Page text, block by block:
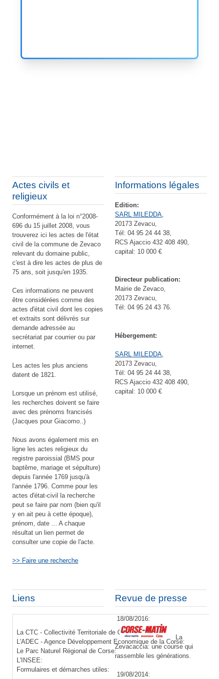
Actes civils et
religieux
Conformément à la loi n°2008-
696 du 15 juillet 2008, vous
trouverez ici les actes de l'état
civil de la commune de Zevaco
relevant du domaine public,
c'est à dire les actes de plus de
75 ans, soit jusqu'en 1935.
Ces informations ne peuvent
être considérées comme des
actes d'état civil dont les copies
et extraits sont délivrés sur
demande adressée au
secrétariat par courrier ou par
internet.
Les actes les plus anciens
datent de 1821.
Lorsque un prénom est utilisé,
les recherches doivent se faire
avec des prénoms francisés
(Jacques pour Giacomo..)
Nous avons également mis en
ligne les actes religieux du
registre paroissial (BMS pour
baptême, mariage et sépulture)
depuis l'année 1769 jusqu'à
l'année 1796. Comme pour les
actes d'état-civil la recherche
peut se faire par nom (bien qu'il
y en ait peu à cette époque),
prénom, date ... A chaque
résultat un lien permet de
consulter une copie de l'acte.
>> Faire une recherche
Informations légales
Edition:
SARL MILEDDA,
20173 Zevacu,
Tél: 04 95 24 44 38,
RCS Ajaccio 432 408 490,
capital: 10 000 €
Directeur publication:
Mairie de Zevaco,
20173 Zevacu,
Tél: 04 95 24 43 76.
Hébergement:
SARL MILEDDA
20173 Zevacu,
Tél: 04 95 24 44 38,
RCS Ajaccio 432 408 490,
capital: 10 000 €
Liens
La CTC - Collectivité Territoriale de Corse:
L'ADEC - Agence Développement Economique de la Corse:
Le Parc Naturel Régional de Corse:
L'INSEE:
Formulaires et démarches utiles:
Revue de presse
18/08/2016:
La
Zevacaccia: une course qui
rassemble les générations.
19/08/2014: